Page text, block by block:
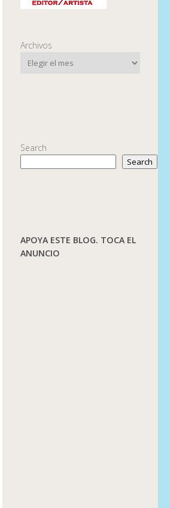
Archivos
Search
Search
APOYA ESTE BLOG. TOCA EL
ANUNCIO